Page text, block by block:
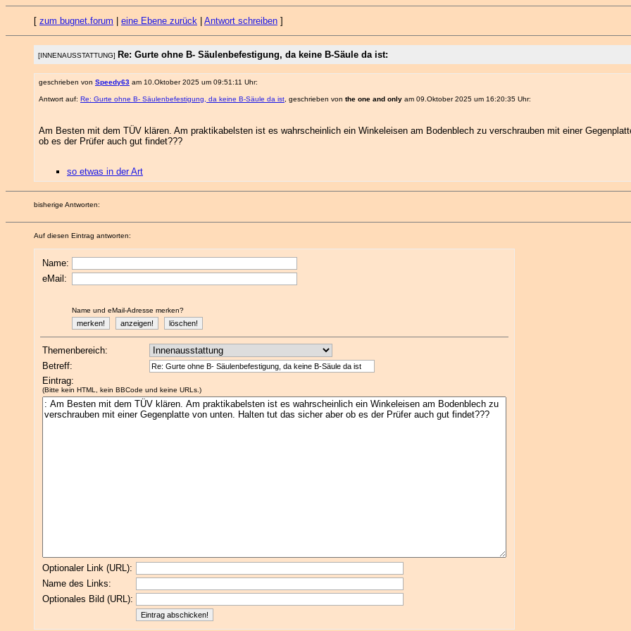
[ zum bugnet.forum eine Ebene zurück Antwort schreiben ]
[INNENAUSSTATTUNG] Re: Gurte ohne B- Säulenbefestigung, da keine B-Säule da ist:
geschrieben von Speedy63 am 10.Oktober 2025 um 09:51:11 Uhr:
Antwort auf: Re: Gurte ohne B- Säulenbefestigung, da keine B-Säule da ist , geschrieben von the one and only am 09.Oktober 2025 um 16:20:35 Uhr:
Am Besten mit dem TÜV klären. Am praktikabelsten ist es wahrscheinlich ein Winkeleisen am Bodenblech zu verschrauben mit einer
ob es der Prüfer auch gut findet???
so etwas in der Art
bisherige Antworten:
Auf diesen Eintrag antworten:
Name:
eMail:
Name und eMail-Adresse merken?
Themenbereich:
Betreff:
Eintrag:
(Bitte kein HTML, kein BBCode und keine URLs.)
Optionaler Link (URL):
Name des Links:
Optionales Bild (URL):